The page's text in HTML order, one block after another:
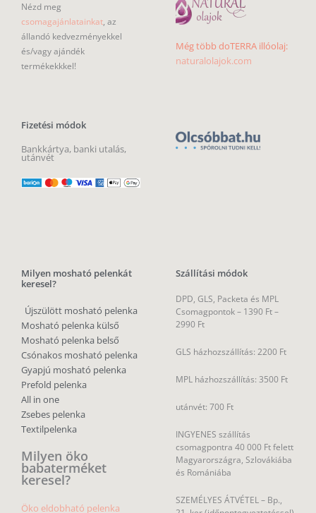
Nézd meg
csomagajánlatainkat, az
állandó kedvezményekkel
és/vagy ajándék
termékekkkel!
Fizetési módok
Bankkártya, banki utalás,
utánvét
Még több doTERRA illóolaj:
naturalolajok.com
Milyen mosható pelenkát
keresel?
Újszülött mosható pelenka
Mosható pelenka külső
Mosható pelenka belső
Csónakos mosható pelenka
Gyapjú mosható pelenka
Prefold pelenka
All in one
Zsebes pelenka
Textilpelenka
Milyen öko
babaterméket
keresel?
Öko eldobható pelenka
Szállítási módok
DPD, GLS, Packeta és MPL
Csomagpontok – 1390 Ft –
2990 Ft
GLS házhozszállítás: 2200 Ft
MPL házhozszállítás: 3500 Ft
utánvét: 700 Ft
INGYENES szállítás
csomagpontra 40 000 Ft felett
Magyarországra, Szlovákiába
és Romániába
SZEMÉLYES ÁTVÉTEL – Bp.,